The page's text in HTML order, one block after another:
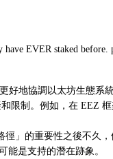
EVER staked
好地協調以太坊生態系
限制。例如，在 EEZ
徑」的重要性之後不久
是支持的潛在跡象。